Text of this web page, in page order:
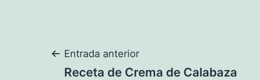
Navegación
Entrada anterior
Receta de Crema de Calabaza